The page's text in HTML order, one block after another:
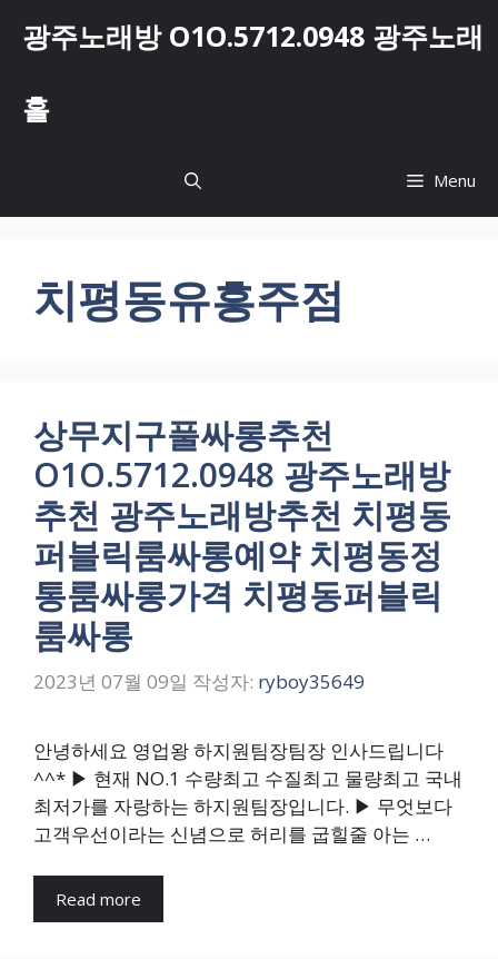
광주노래방 O1O.5712.0948 광주노래
홀
Menu
치평동유흥주점
상무지구풀싸롱추천
O1O.5712.0948 광주노래방
추천 광주노래방추천 치평동
퍼블릭룸싸롱예약 치평동정
통룸싸롱가격 치평동퍼블릭
룸싸롱
2023년 07월 09일 작성자: ryboy35649
안녕하세요 영업왕 하지원팀장팀장 인사드립니다
^^* ▶ 현재 NO.1 수량최고 수질최고 물량최고 국내
최저가를 자랑하는 하지원팀장입니다. ▶ 무엇보다
고객우선이라는 신념으로 허리를 굽힐줄 아는 …
Read more